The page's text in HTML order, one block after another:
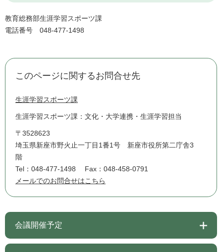
教育総務部生涯学習スポーツ課
電話番号 048-477-1498
このページに関するお問合せ先
生涯学習スポーツ課
生涯学習スポーツ課：文化・大学連携・生涯学習担当
〒3528623
埼玉県新座市野火止一丁目1番1号 新座市役所第二庁舎3
階
Tel：048-477-1498
Fax：048-458-0791
メールでのお問合せはこちら
会議開催予定